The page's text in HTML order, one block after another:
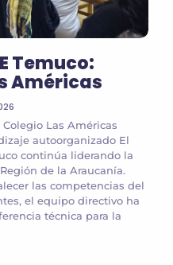
Temuco:
Américas
Las Américas
autoorganizado El
continúa liderando la
de la Araucanía.
las competencias del
el equipo directivo ha
técnica para la